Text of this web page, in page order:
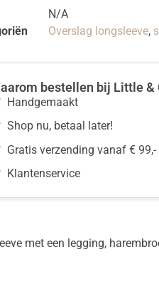
N/A
Overslag longsleeve,
bestellen bij Little &
Handgemaakt
Shop nu, betaal later!
Gratis verzending vanaf € 99,-
Klantenservice
met een legging,